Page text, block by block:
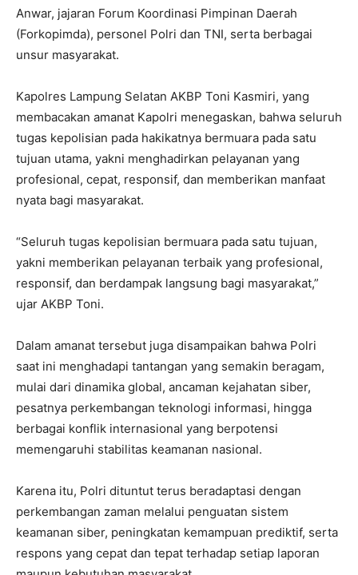
Anwar, jajaran Forum Koordinasi Pimpinan Daerah
(Forkopimda), personel Polri dan TNI, serta berbagai
unsur masyarakat.
Kapolres Lampung Selatan AKBP Toni Kasmiri, yang
membacakan amanat Kapolri menegaskan, bahwa seluruh
tugas kepolisian pada hakikatnya bermuara pada satu
tujuan utama, yakni menghadirkan pelayanan yang
profesional, cepat, responsif, dan memberikan manfaat
nyata bagi masyarakat.
“Seluruh tugas kepolisian bermuara pada satu tujuan,
yakni memberikan pelayanan terbaik yang profesional,
responsif, dan berdampak langsung bagi masyarakat,”
ujar AKBP Toni.
Dalam amanat tersebut juga disampaikan bahwa Polri
saat ini menghadapi tantangan yang semakin beragam,
mulai dari dinamika global, ancaman kejahatan siber,
pesatnya perkembangan teknologi informasi, hingga
berbagai konflik internasional yang berpotensi
memengaruhi stabilitas keamanan nasional.
Karena itu, Polri dituntut terus beradaptasi dengan
perkembangan zaman melalui penguatan sistem
keamanan siber, peningkatan kemampuan prediktif, serta
respons yang cepat dan tepat terhadap setiap laporan